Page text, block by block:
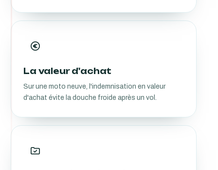
La valeur d'achat
Sur une moto neuve, l'indemnisation en valeur
d'achat évite la douche froide après un vol.